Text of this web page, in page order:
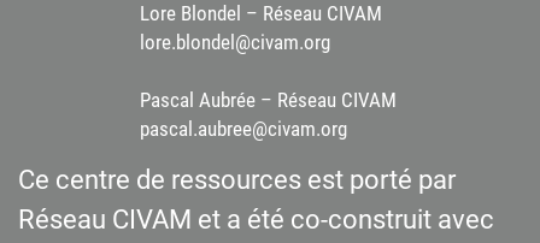
Lore Blondel – Réseau CIVAM
lore.blondel@civam.org
Pascal Aubrée – Réseau CIVAM
pascal.aubree@civam.org
Ce centre de ressources est porté par
Réseau CIVAM et a été co-construit avec